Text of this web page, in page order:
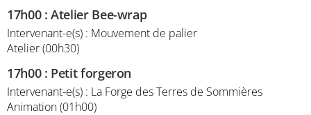
17h00:Atelier Bee-wrap
Intervenant-e(s) : Mouvement de palier
Atelier (00h30)
17h00: Petit forgeron
Intervenant-e(s) : La Forge des Terres de Sommières
Animation (01h00)